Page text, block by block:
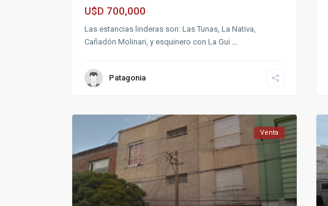
U$D 700,000
Las estancias linderas son: Las Tunas, La Nativa,
Cañadón Molinari, y esquinero con La Gui
Patagonia
Venta